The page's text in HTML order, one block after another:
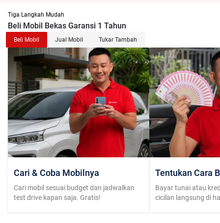
Tiga Langkah Mudah
Beli Mobil Bekas Garansi 1 Tahun
Beli Mobil Jual Mobil Tukar Tambah
Cari & Coba Mobilnya
Cari mobil sesuai budget dan jadwalkan
test drive kapan saja. Gratis!
Tentukan Cara
Bayar tunai atau
cicilan langsung di